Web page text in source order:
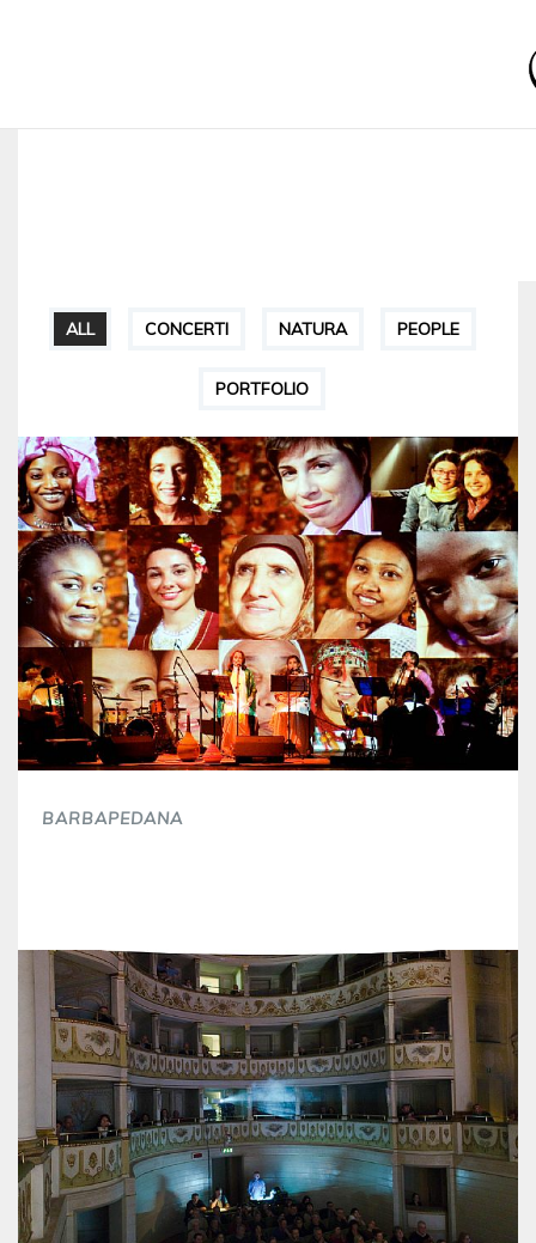
ALL CONCERTI NATURA PEOPLE
PORTFOLIO
BARBAPEDANA